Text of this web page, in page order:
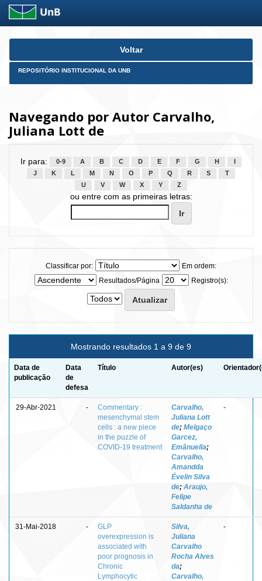
Skip
Voltar
REPOSITÓRIO INSTITUCIONAL DA UNB
Navegando por Autor Carvalho,
Juliana Lott de
Ir para: 0-9 A B C D E F G H
J
K L M N O P Q R S
T
U
V W X Y Z
ou entre com as primeiras letras:
Classificar por:
Em ordem:
Resultados/Página
Registro(s):
Mostrando resultados 1 a 9 de 9
Data de
publicação
Data
de
defesa
Título Autor(es)
29-Abr-2021 -
Commentary :
mesenchymal stem
cells : a new piece
in the puzzle of
COVID-19 treatment
Carvalho,
Juliana Lott
de; Melgaço
Garcez,
Emãnuella;
Carvalho,
Amandda
Évelin Silva
de; Araujo,
Felipe
Saldanha de
-
31-Mai-2018 -
GLP
overexpression is
associated with
poor prognosis in
Chronic
Lymphocytic
Silva,
Juliana
Carvalho
Rocha Alves
da;
Carvalho,
-